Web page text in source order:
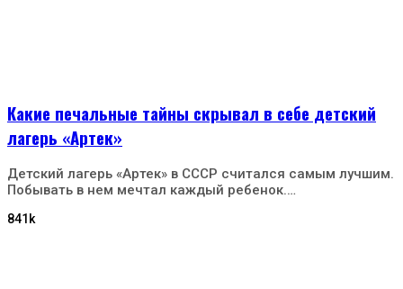
Какие печальные тайны скрывал в себе детский
лагерь «Артек»
Детский лагерь «Артек» в СССР считался самым лучшим.
Побывать в нем мечтал каждый ребенок.…
841k